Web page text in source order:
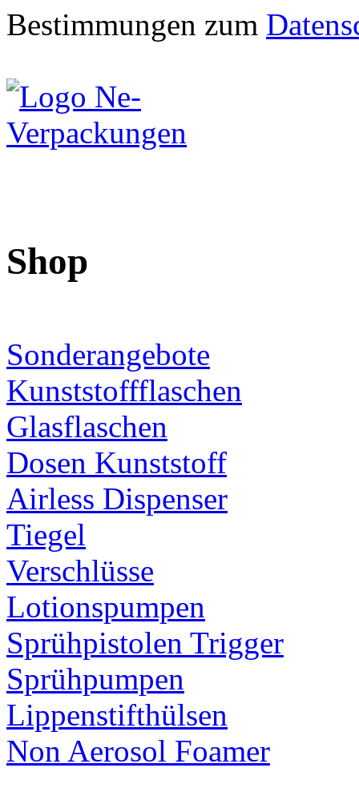
Bestimmungen zum
Shop
Sonderangebote
Kunststoffflaschen
Glasflaschen
Dosen Kunststoff
Airless Dispenser
Tiegel
Verschlüsse
Lotionspumpen
Sprühpistolen Trigger
Sprühpumpen
Lippenstifthülsen
Non Aerosol Foamer